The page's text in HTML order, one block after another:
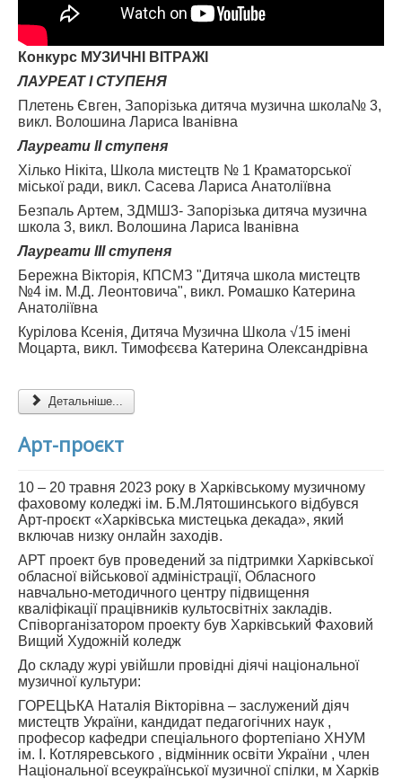
Конкурс МУЗИЧНІ ВІТРАЖІ
ЛАУРЕАТ I СТУПЕНЯ
Плетень Євген, Запорізька дитяча музична школа№ 3,
викл. Волошина Лариса Іванівна
Лауреати ІІ ступеня
Хілько Нікіта, Школа мистецтв № 1 Краматорської
міської ради, викл. Сасева Лариса Анатоліївна
Безпаль Артем, ЗДМШ3- Запорізька дитяча музична
школа 3, викл. Волошина Лариса Іванівна
Лауреати ІІІ ступеня
Бережна Вікторія, КПСМЗ "Дитяча школа мистецтв
№4 ім. М.Д. Леонтовича", викл. Ромашко Катерина
Анатоліївна
Курілова Ксенія, Дитяча Музична Школа √15 імені
Моцарта, викл. Тимофєєва Катерина Олександрівна
Детальніше...
Арт-проєкт
10 – 20 травня 2023 року в Харківському музичному
фаховому коледжі ім. Б.М.Лятошинського відбувся
Арт-проєкт «Харківська мистецька декада», який
включав низку онлайн заходів.
АРТ проект був проведений за підтримки Харківської
обласної військової адміністрації, Обласного
навчально-методичного центру підвищення
кваліфікації працівників культосвітніх закладів.
Співорганізатором проекту був Харківський Фаховий
Вищий Художній коледж
До складу журі увійшли провідні діячі національної
музичної культури:
ГОРЕЦЬКА Наталія Вікторівна – заслужений діяч
мистецтв України, кандидат педагогічних наук ,
професор кафедри спеціального фортепіано ХНУМ
ім. І. Котляревського , відмінник освіти України , член
Національної всеукраїнської музичної спілки, м Харків